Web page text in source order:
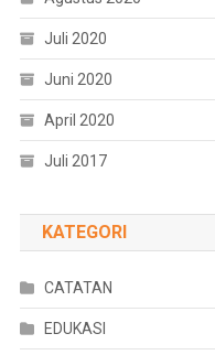
Juli 2020
Juni 2020
April 2020
Juli 2017
KATEGORI
CATATAN
EDUKASI